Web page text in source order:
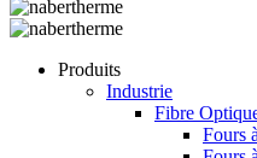
Produits
Industrie
Fibre
Fours